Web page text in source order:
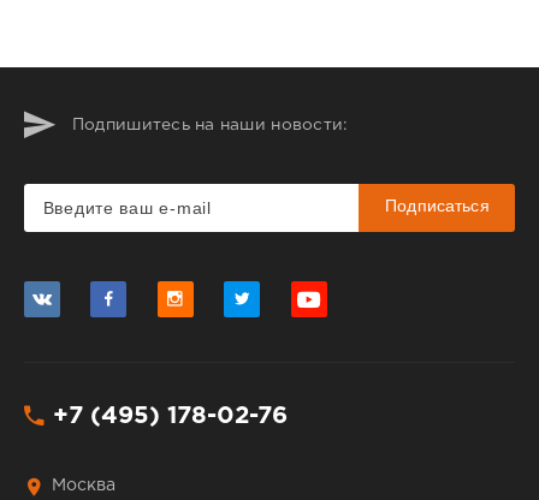
Подпишитесь на наши новости:
Подписаться
+7 (495) 178-02-76
Москва